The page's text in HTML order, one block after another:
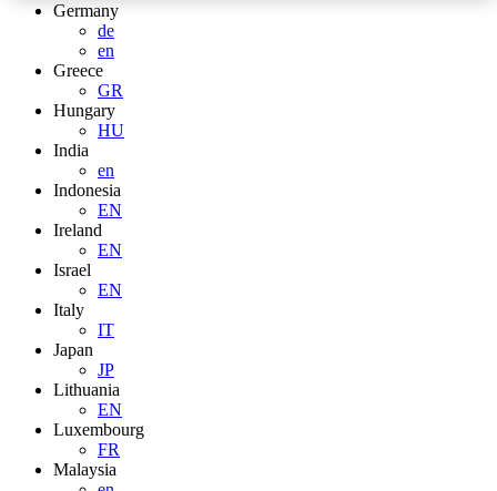
Germany
de
en
Greece
GR
Hungary
HU
India
en
Indonesia
EN
Ireland
EN
Israel
EN
Italy
IT
Japan
JP
Lithuania
EN
Luxembourg
FR
Malaysia